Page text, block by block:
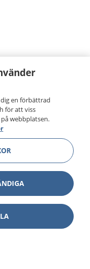
en förbättrad
för att viss
webbplatsen.